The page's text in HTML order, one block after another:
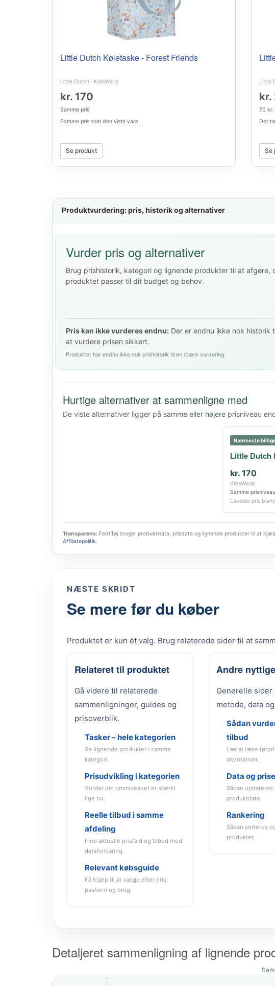
Little Dutch Køletaske - Forest Friends
Little Dutch · KidsWorld
kr. 170
Samme pris
Samme pris som den viste vare.
Se produkt
Little
kr.
70 kr.
Det
Se
Produktvurdering: pris, historik og alternativer
Vurder pris og alternativer
Brug prishistorik, kategori og lignende produkter til at afgøre,
produktet passer til dit budget og behov.
Pris kan ikke vurderes endnu: Der er endnu ikke nok historik
at vurdere prisen sikkert.
Produktet har endnu ikke nok prishistorik til en stærk vurdering.
Hurtige alternativer at sammenligne med
De viste alternativer ligger på samme eller højere prisniveau
Nærmeste
Little Dutch
kr. 170
KidsWorld
Samme prisniveau
Laveste pris
Transparens: FedtTøj bruger produktdata, prisdata og lignende produkter til at
Affiliatepolitik.
NÆSTE SKRIDT
Se mere før du køber
Produktet er kun ét valg. Brug relaterede sider til at
Relateret til produktet
Gå videre til relaterede
sammenligninger, guides og
prisoverblik.
Tasker – hele kategorien
Se lignende produkter i samme
kategori.
Prisudvikling i kategorien
Vurder om prisniveauet er stærkt
lige nu.
Reelle tilbud i samme
afdeling
Find aktuelle prisfald og tilbud med
dataforklaring.
Relevant købsguide
Få hjælp til at vælge efter pris,
pasform og brug.
Andre
Generelle
metode, data
Sådan
tilbud
Lær at læse
alternativer.
Data og
Sådan opdateres
produktdata.
Rankering
Sådan sorteres
produkter.
Detaljeret sammenligning af lignende